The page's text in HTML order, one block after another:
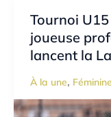
Tournoi
joueuse
lancent la
À la une,